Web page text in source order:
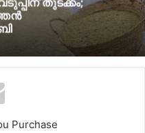
വടക്കൻ
നിര്‍ദ്ദേശം
Purchase